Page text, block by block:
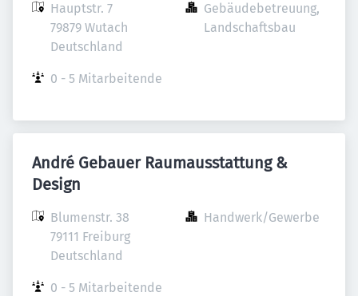
Hauptstr. 7
79879 Wutach
Deutschland
Gebäudebetreuung,
Landschaftsbau
0 - 5 Mitarbeitende
André Gebauer Raumausstattung &
Design
Blumenstr. 38
79111 Freiburg
Deutschland
Handwerk/Gewerbe
0 - 5 Mitarbeitende